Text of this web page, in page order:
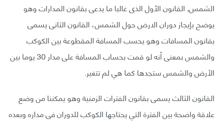
الشمس, القانون الأول الذى غالبا ما يدعى بقانون المدارات وهو
يوضح بإيجاز دوران الارض حول الشمس، القانون الثانى يسمى
بقانون المسافات وهو يحسب المسافة المقطوعة بين الكوكب
والشمس بمعنى أنه لو قمت بحساب المسافة على مدار 30 يوما بين
الأرض والشمس ستجدها كما هي لم تتغير.
القانون الثالث يسمى بقانون الفترات الزمنية وهو يمكننا من وضع
علاقة واضحة بين الفترة التي يحتاجها الكوكب للدوران فى مداره وبعده